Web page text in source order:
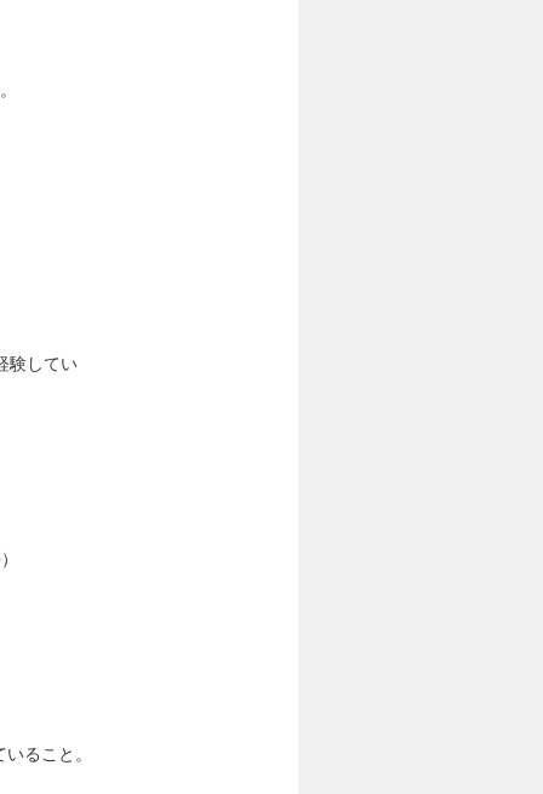
験してい
ること。